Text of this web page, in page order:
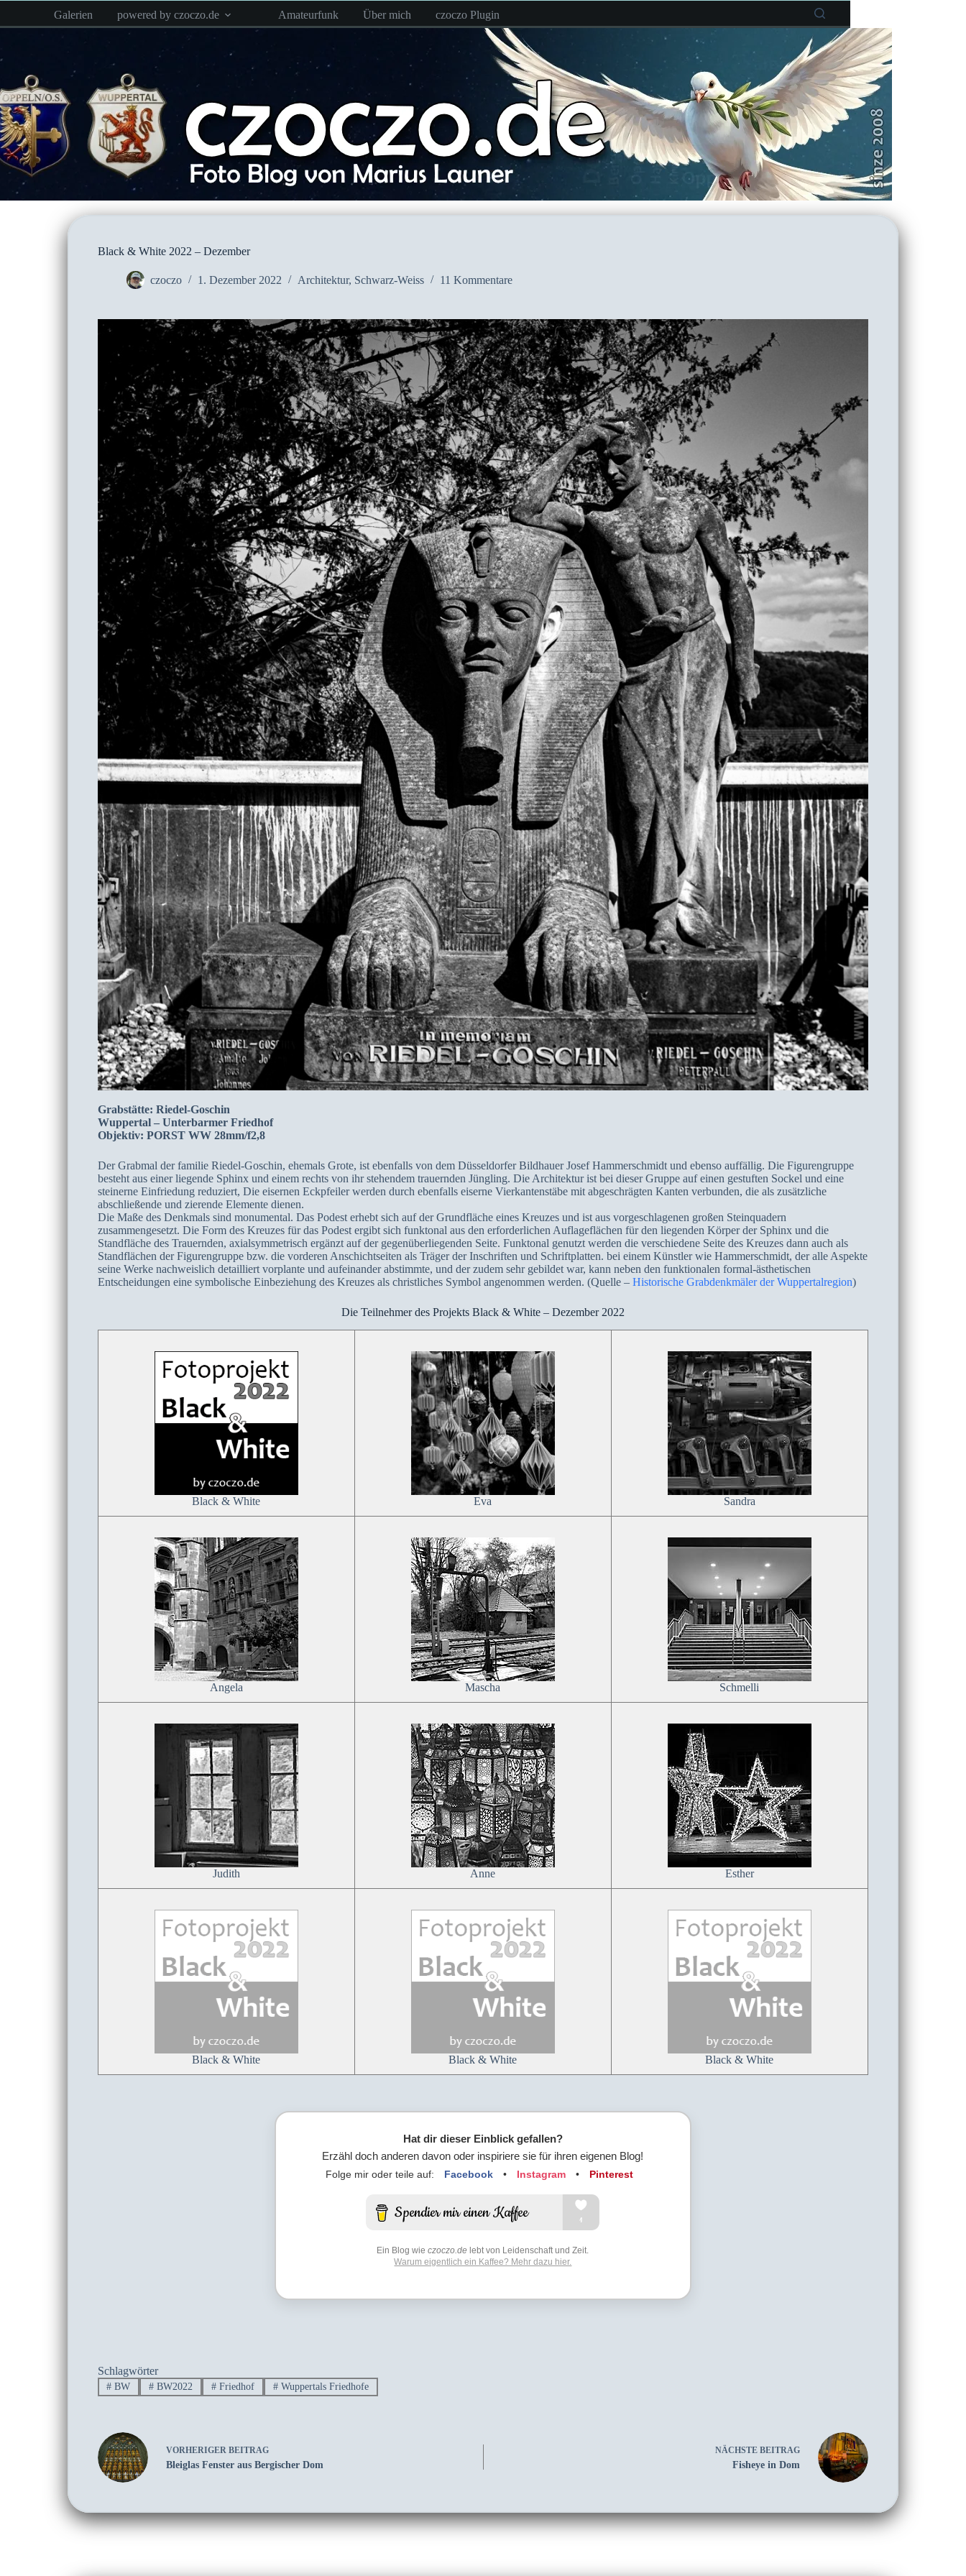
springen
Galerien powered by czoczo.de Amateurfunk Über mich czoczo Plugin
Black & White 2022 – Dezember
czoczo 1. Dezember 2022 Architektur, Schwarz-Weiss 11 Kommentare
Grabstätte: Riedel-Goschin
Wuppertal – Unterbarmer Friedhof
Objektiv: PORST WW 28mm/f2,8
Der Grabmal der familie Riedel-Goschin, ehemals Grote, ist ebenfalls von dem Düsseldorfer Bildhauer Josef Hammerschmidt und ebenso auffällig. Die Figurengruppe
besteht aus einer liegende Sphinx und einem rechts von ihr stehendem trauernden Jüngling. Die Architektur ist bei dieser Gruppe auf einen gestuften Sockel und eine
steinerne Einfriedung reduziert, Die eisernen Eckpfeiler werden durch ebenfalls eiserne Vierkantenstäbe mit abgeschrägten Kanten verbunden, die als zusätzliche
abschließende und zierende Elemente dienen.
Die Maße des Denkmals sind monumental. Das Podest erhebt sich auf der Grundfläche eines Kreuzes und ist aus vorgeschlagenen großen Steinquadern
zusammengesetzt. Die Form des Kreuzes für das Podest ergibt sich funktonal aus den erforderlichen Auflageflächen für den liegenden Körper der Sphinx und die
Standfläche des Trauernden, axialsymmetrisch ergänzt auf der gegenüberliegenden Seite. Funktonal genutzt werden die verschiedene Seite des Kreuzes dann auch als
Standflächen der Figurengruppe bzw. die vorderen Anschichtseiten als Träger der Inschriften und Schriftplatten. bei einem Künstler wie Hammerschmidt, der alle Aspekte
seine Werke nachweislich detailliert vorplante und aufeinander abstimmte, und der zudem sehr gebildet war, kann neben den funktionalen formal-ästhetischen
Entscheidungen eine symbolische Einbeziehung des Kreuzes als christliches Symbol angenommen werden. (Quelle – Historische Grabdenkmäler der Wuppertalregion)
Die Teilnehmer des Projekts Black & White – Dezember 2022
Black & White Eva Sandra
Angela Mascha Schmelli
Judith Anne Esther
Black & White Black & White Black & White
Hat dir dieser Einblick gefallen?
Erzähl doch anderen davon oder inspiriere sie für ihren eigenen Blog!
Folge mir oder teile auf: Facebook • Instagram • Pinterest
Ein Blog wieczoczo.de lebt von Leidenschaft und Zeit.
Warum eigentlich ein Kaffee? Mehr dazu hier.
Schlagwörter
# BW # BW2022 # Friedhof #Wuppertals Friedhofe
VORHERIGER BEITRAG
Bleiglas Fenster aus Bergischer Dom
NÄCHSTEBEITRAG
Fisheye in Dom